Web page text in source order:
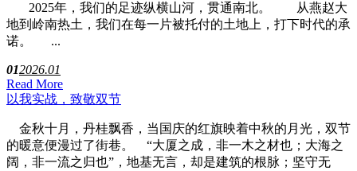
2025年，我们的足迹纵横山河，贯通南北。 从燕赵大
地到岭南热土，我们在每一片被托付的土地上，打下时代的承
诺。 ...
012026.01
Read More
以我实战，致敬双节
金秋十月，丹桂飘香，当国庆的红旗映着中秋的月光，双节
的暖意便漫过了街巷。 “大厦之成，非一木之材也；大海之
阔，非一流之归也”，地基无言，却是建筑的根脉；坚守无